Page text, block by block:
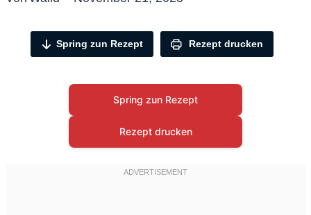
Spring zun Rezept Rezept drucken
Spring zun Rezept
Rezept drucken